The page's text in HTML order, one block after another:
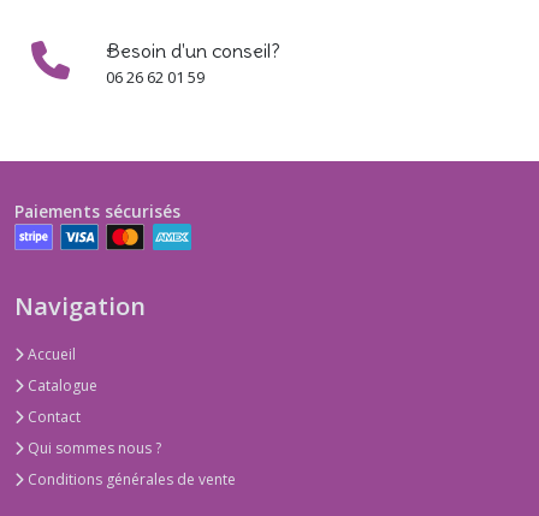
Besoin d'un conseil?
06 26 62 01 59
Paiements sécurisés
Navigation
Accueil
Catalogue
Contact
Qui sommes nous ?
Conditions générales de vente